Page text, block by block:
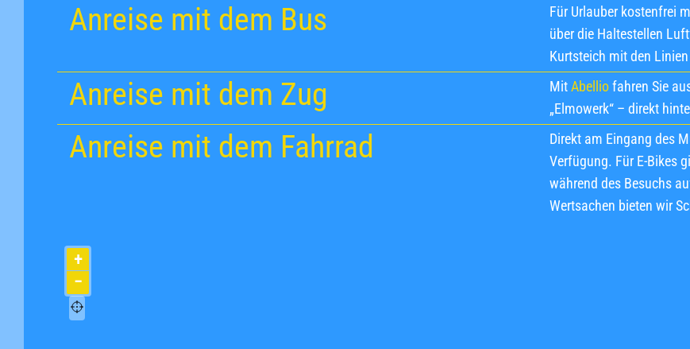
Anreise mit dem Bus Für Urlauber kostenfrei
über die Haltestellen
Kurtsteich mit den
Anreise mit dem Zug MitAbelliofahren Sie
„Elmowerk“ – direkt
Anreise mit dem Fahrrad
Direkt am Eingang des
Verfügung. Für E-Bikes
während des Besuchs
Wertsachen bieten wir
+
−